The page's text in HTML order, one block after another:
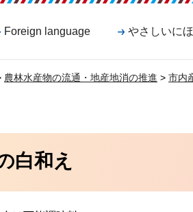
Foreign language やさしいに
農林水産物の流通・地産地消の推進 > 市内
白和え